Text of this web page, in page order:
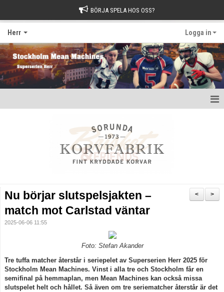
BÖRJA SPELA HOS OSS?
Herr Logga in
>
<
Nu börjar slutspelsjakten –
match mot Carlstad väntar
2025-06-06 11:55
Foto: Stefan Akander
Tre tuffa matcher återstår i seriepelet av Superserien Herr 2025 för
Stockholm Mean Machines. Vinst i alla tre och Stockholm får en
semifinal på hemmaplan, men Mean Machines kan också missa
slutspelet helt och hållet. Så även om tre seriematcher återstår är det